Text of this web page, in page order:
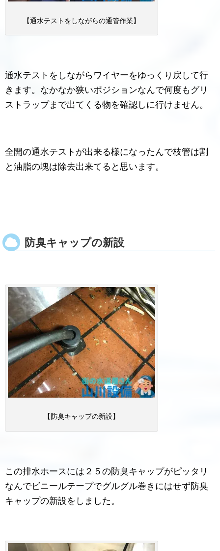
【通水テストをしながらの通管作業】
通水テストをしながらワイヤーをゆっくり戻して行
きます。なかなか狭いポジションなんで何度もグリ
ストラップまで出てくる物を確認しに行けません。
全開の通水テストが出来る様になったんで枝管は割
と油脂の塊は除去出来てると思います。
防臭キャップの新設
【防臭キャップの新設】
この排水ホースには２５の防臭キャップがピッタリ
なんでビニールテープでグルグル巻きにはせず防臭
キャップの新設をしました。